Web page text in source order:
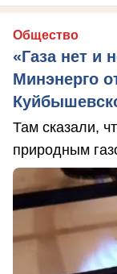
Общество
«Газа нет и
Минэнерго
Там сказали,
природным